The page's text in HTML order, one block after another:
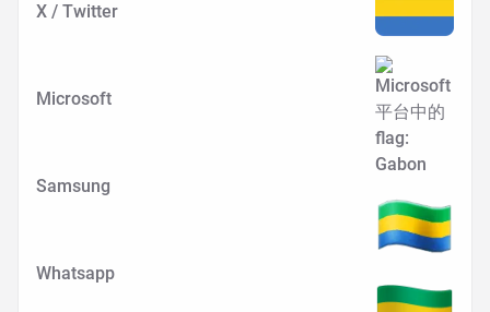
X / Twitter
Microsoft
Samsung
Whatsapp